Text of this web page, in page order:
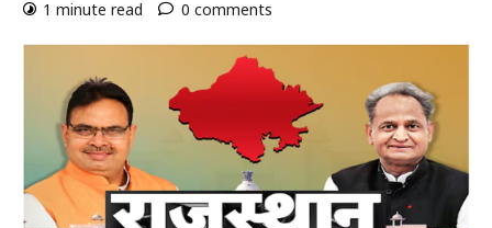
1 minute read
0 comments